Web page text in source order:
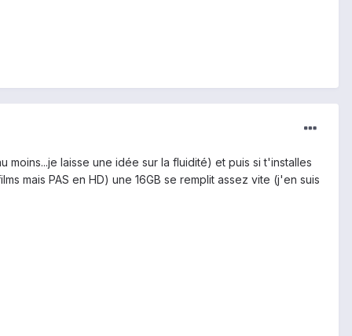
moins...je laisse une idée sur la fluidité) et puis si t'installes
mais PAS en HD) une 16GB se remplit assez vite (j'en suis